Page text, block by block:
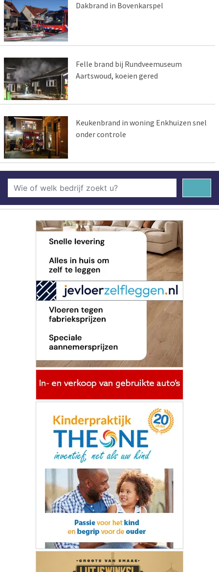
Dakbrand in Bovenkarspel
Felle brand bij Rundveemuseum
Aartswoud, koeien gered
Keukenbrand in woning Enkhuizen snel
onder controle